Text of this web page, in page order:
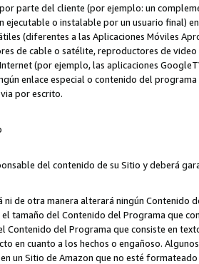
parte del cliente (por ejemplo: un
ejecutable o instalable por un usuario final)
(diferentes a las Aplicaciones Móviles
de cable o satélite, reproductores de
(por ejemplo, las aplicaciones
enlace especial o contenido del
por escrito.
del contenido de su Sitio y deberá
ni de otra manera alterará ningún
tamaño del Contenido del Programa que
Contenido del Programa que consiste en
en cuanto a los hechos o engañoso.
un Sitio de Amazon que no esté